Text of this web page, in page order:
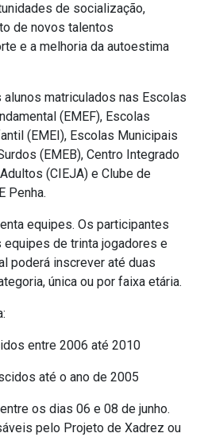
de socialização,
de novos talentos
e a melhoria da autoestima
matriculados nas Escolas
(EMEF), Escolas
(EMEI), Escolas Municipais
(EMEB), Centro Integrado
(CIEJA) e Clube de
Penha.
equipes. Os participantes
de trinta jogadores e
poderá inscrever até duas
única ou por faixa etária.
entre 2006 até 2010
até o ano de 2005
os dias 06 e 08 de junho.
pelo Projeto de Xadrez ou